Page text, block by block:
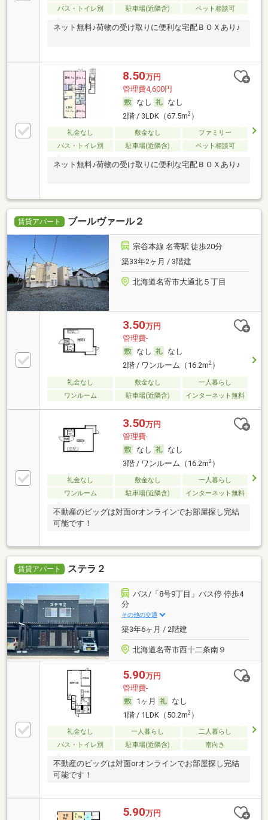
バス・トイレ別
駐車場(近隣含) ペット相談可
ネット無料♪荷物の受け取りに便利な宅配ＢＯＸあり♪
8.50万円
管理費4,600円
なし
なし
2階 / 3LDK（67.5m2）
礼金なし 敷金なし
ファミリー
バス・トイレ別
駐車場(近隣含) ペット相談可
ネット無料♪荷物の受け取りに便利な宅配ＢＯＸあり♪
賃貸アパート ブールヴァール２
宗谷本線 名寄駅 徒歩20分
築33年2ヶ月 / 3階建
北海道名寄市大通北５丁目
3.50万円
管理費-
なし
なし
2階 / ワンルーム（16.2m2）
礼金なし 敷金なし
一人暮らし
ワンルーム
駐車場(近隣含) インターネット無料
3.50万円
管理費-
なし
なし
3階 / ワンルーム（16.2m2）
礼金なし 敷金なし
一人暮らし
ワンルーム
駐車場(近隣含) インターネット無料
不動産のビッグは対面orオンラインでお部屋探し完結
可能です！
賃貸アパート ステラ２
バス/「8号9丁目」バス停 停歩4
分
その他の交通
築3年6ヶ月 / 2階建
北海道名寄市西十二条南９
5.90万円
管理費-
1ヶ月
なし
1階 / 1LDK（50.2m2）
礼金なし 一人暮らし
二人暮らし
バス・トイレ別
駐車場(近隣含) 南向き
不動産のビッグは対面orオンラインでお部屋探し完結
可能です！
5.90万円